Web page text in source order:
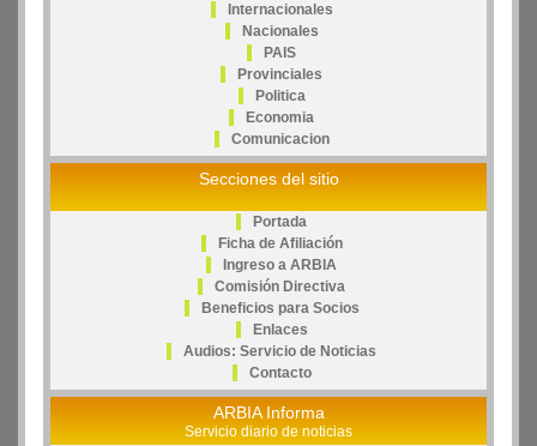
Internacionales
Nacionales
PAIS
Provinciales
Politica
Economia
Comunicacion
Secciones del sitio
Portada
Ficha de Afiliación
Ingreso a ARBIA
Comisión Directiva
Beneficios para Socios
Enlaces
Audios: Servicio de Noticias
Contacto
ARBIA Informa
Servicio diario de noticias